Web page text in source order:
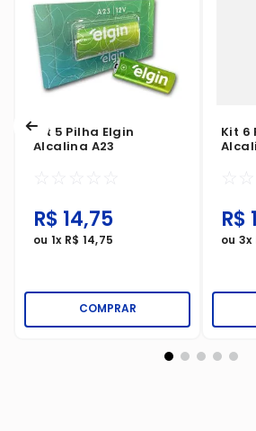
Kit 5 Pilha Elgin
Alcalina A23
☆ ☆ ☆ ☆ ☆
R$ 14,75
ou 1x R$ 14,75
COMPRAR
Kit 6
1X2
☆ ☆
R$
ou 3x